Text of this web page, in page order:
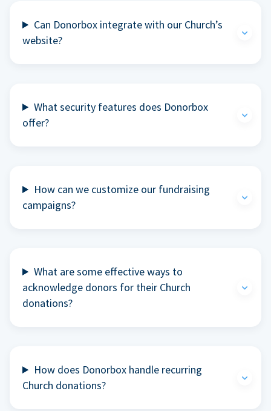
Can Donorbox integrate with our Church’s
website?
What security features does Donorbox
offer?
How can we customize our fundraising
campaigns?
What are some effective ways to
acknowledge donors for their Church
donations?
How does Donorbox handle recurring
Church donations?